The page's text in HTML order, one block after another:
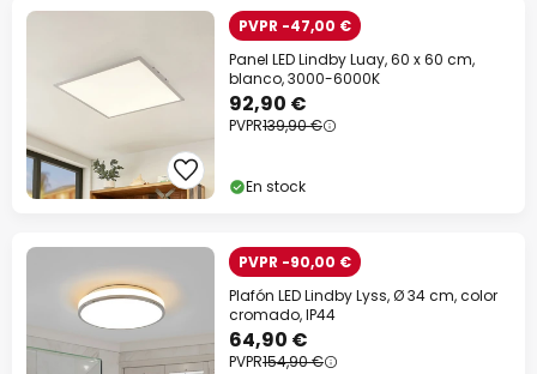
PVPR -47,00 €
Panel LED Lindby Luay, 60 x 60 cm,
blanco, 3000-6000K
92,90 €
PVPR139,90 €
En stock
PVPR -90,00 €
Plafón LED Lindby Lyss, Ø 34 cm, color
cromado, IP44
64,90 €
PVPR154,90 €